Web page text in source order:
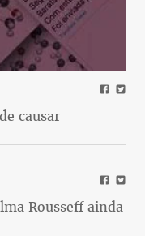
causar
Rousseff ainda